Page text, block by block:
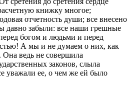
книжку многое;
отчетность души; все внесено
давно забыли: все наши грешные
богом и людьми и перед
А мы и не думаем о них, как
ведь не совершила
законов, слыла
уважали ее, о чем же ей было